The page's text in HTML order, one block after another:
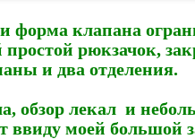
форма клапана
рюкзачок,
и два отделения.
обзор лекал и
ввиду моей большой